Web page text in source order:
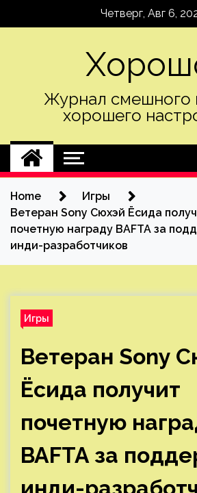
Четверг, Авг 6,
Журнал смешного
хорошего
Home
Игры
Ветеран Sony Сюхэй Ёсида
почетную награду BAFTA за
инди-разработчиков
Игры
Ветеран Sony
Ёсида получит
почетную
BAFTA за
инди-